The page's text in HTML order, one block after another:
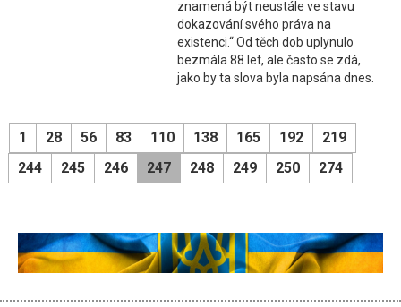
znamená být neustále ve stavu
dokazování svého práva na
existenci.“ Od těch dob uplynulo
bezmála 88 let, ale často se zdá,
jako by ta slova byla napsána dnes.
1 28 56 83 110 138 165 192
219
244
245 246 247 248 249 250 274